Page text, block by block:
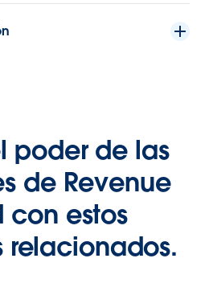
poder de las
de Revenue
con estos
relacionados.